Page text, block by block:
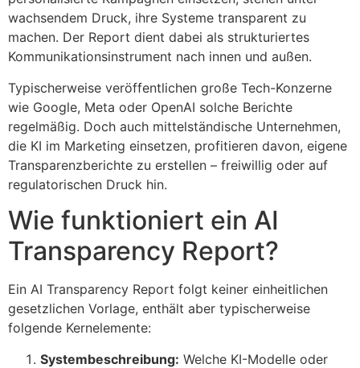
wachsendem Druck, ihre Systeme transparent zu
machen. Der Report dient dabei als strukturiertes
Kommunikationsinstrument nach innen und außen.
Typischerweise veröffentlichen große Tech-Konzerne
wie Google, Meta oder OpenAI solche Berichte
regelmäßig. Doch auch mittelständische Unternehmen,
die KI im Marketing einsetzen, profitieren davon, eigene
Transparenzberichte zu erstellen – freiwillig oder auf
regulatorischen Druck hin.
Wie funktioniert ein AI
Transparency Report?
Ein AI Transparency Report folgt keiner einheitlichen
gesetzlichen Vorlage, enthält aber typischerweise
folgende Kernelemente:
Systembeschreibung: Welche KI-Modelle oder